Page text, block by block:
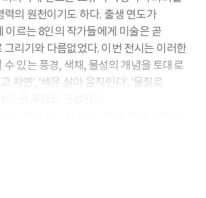
력의 원천이기도 하다. 출생 연도가
이르는 8인의 작가들에게 미술은 곧
그리기와 다름없었다. 이번 전시는 이러한
수 있는 풍경, 색채, 물성의 개념을 토대로
자연’, ‘색은 살아 움직인다’, ‘물질로
을 재현시킨 별세계(別世界)”로 회화를
리움”의 감정을 내포한 그림이 가진 깊은